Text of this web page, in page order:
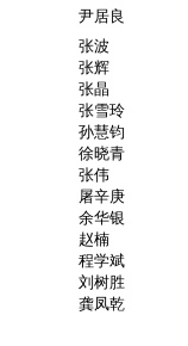
尹居良
张波
张辉
张晶
张雪玲
孙慧钧
徐晓青
张伟
屠辛庚
余华银
赵楠
程学斌
刘树胜
龚凤乾